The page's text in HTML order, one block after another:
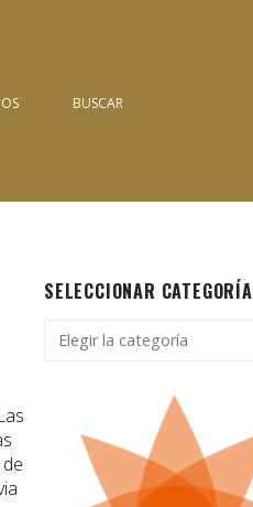
BUSCAR
SELECCIONAR CATEGORÍA
Seleccionar
categoría